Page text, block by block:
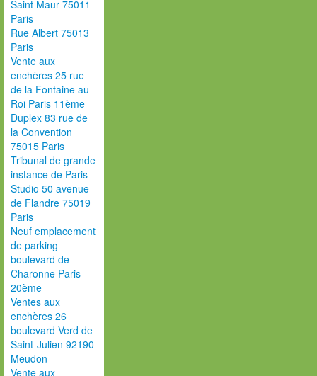
Saint Maur 75011
Paris
Rue Albert 75013
Paris
Vente aux
enchères 25 rue
de la Fontaine au
Roi Paris 11ème
Duplex 83 rue de
la Convention
75015 Paris
Tribunal de grande
instance de Paris
Studio 50 avenue
de Flandre 75019
Paris
Neuf emplacement
de parking
boulevard de
Charonne Paris
20ème
Ventes aux
enchères 26
boulevard Verd de
Saint-Julien 92190
Meudon
Vente aux